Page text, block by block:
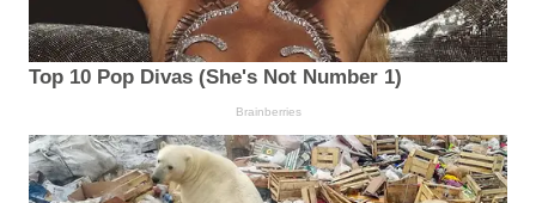
Top 10 Pop Divas (She's Not Number 1)
Brainberries